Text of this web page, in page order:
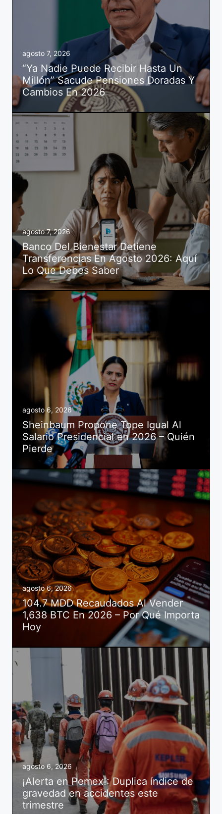
agosto 7, 2026
“Ya Nadie Puede Recibir Hasta Un
Millón” Sacude Pensiones Doradas Y
Cambios En 2026
agosto 7, 2026
Banco Del Bienestar Detiene
Transferencias En Agosto 2026: Aquí
Lo Que Debes Saber
agosto 6, 2026
Sheinbaum Propone Tope Igual Al
Salario Presidencial en 2026 – Quién
Pierde
agosto 6, 2026
104.7 MDD Recaudados Al Vender
1,638 BTC En 2026 – Por Qué Importa
Hoy
agosto 6, 2026
¡Alerta en Pemex!: Duplica índice de
gravedad en accidentes este
trimestre